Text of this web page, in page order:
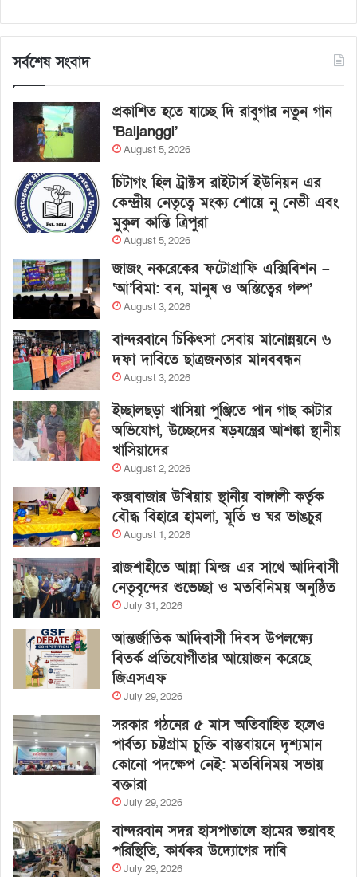
সর্বশেষ সংবাদ
প্রকাশিত হতে যাচ্ছে দি রাবুগার নতুন গান
‘Baljanggi’
August 5, 2026
চিটাগং হিল ট্রাক্টস রাইটার্স ইউনিয়ন এর
কেন্দ্রীয় নেতৃত্বে মংক্য শোয়ে নু নেভী এবং
মুকুল কান্তি ত্রিপুরা
August 5, 2026
জাজং নকরেকের ফটোগ্রাফি এক্সিবিশন –
‘আ’বিমা: বন, মানুষ ও অস্তিত্বের গল্প’
August 3, 2026
বান্দরবানে চিকিৎসা সেবায় মানোন্নয়নে ৬
দফা দাবিতে ছাত্রজনতার মানববন্ধন
August 3, 2026
ইচ্ছালছড়া খাসিয়া পুঞ্জিতে পান গাছ কাটার
অভিযোগ, উচ্ছেদের ষড়যন্ত্রের আশঙ্কা স্থানীয়
খাসিয়াদের
August 2, 2026
কক্সবাজার উখিয়ায় স্থানীয় বাঙ্গালী কর্তৃক
বৌদ্ধ বিহারে হামলা, মূর্তি ও ঘর ভাঙচুর
August 1, 2026
রাজশাহীতে আন্না মিন্জ এর সাথে আদিবাসী
নেতৃবৃন্দের শুভেচ্ছা ও মতবিনিময় অনুষ্ঠিত
July 31, 2026
আন্তর্জাতিক আদিবাসী দিবস উপলক্ষ্যে
বিতর্ক প্রতিযোগীতার আয়োজন করেছে
জিএসএফ
July 29, 2026
সরকার গঠনের ৫ মাস অতিবাহিত হলেও
পার্বত্য চট্টগ্রাম চুক্তি বাস্তবায়নে দৃশ্যমান
কোনো পদক্ষেপ নেই: মতবিনিময় সভায়
বক্তারা
July 29, 2026
বান্দরবান সদর হাসপাতালে হামের ভয়াবহ
পরিস্থিতি, কার্যকর উদ্যোগের দাবি
July 29, 2026